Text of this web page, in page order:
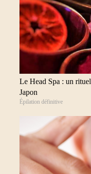
Le Head Spa : un
Japon
Épilation définitive